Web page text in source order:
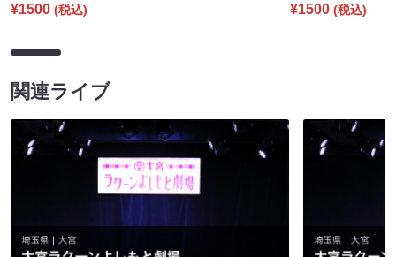
¥1500 (税込)
¥1500 (税込)
関連ライブ